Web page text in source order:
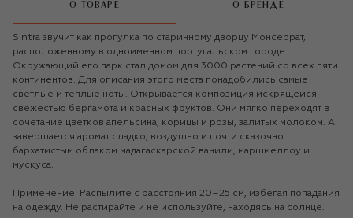
О ТОВАРЕ О БРЕНДЕ
Sintra звучит как прогулка по старинному дворцу Монсеррат,
расположенному в одноименном португальском городе.
Окружающий его парк стал домом для 3000 растений со всех пяти
континентов. Для описания этого места понадобились самые
светлые и теплые ноты. Открывается композиция искрящейся
свежестью бергамота и красных фруктов. Они мягко переходят в
сочетание цветков апельсина, корицы и розы, залитых молоком. А
завершается аромат сладко, воздушно и почти сказочно:
бархатистым облаком мадагаскарской ванили, маршмеллоу и
мускуса.
Применение: Распылите с расстояния 20–25 см, избегая попадания
на одежду. Не растирайте и не используйте, находясь на солнце.